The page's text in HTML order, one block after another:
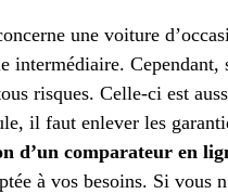
une voiture
intermédiaire. Cependant,
risques. Celle-ci est
il faut enlever les
d’un comparateur en
à vos besoins. Si vous